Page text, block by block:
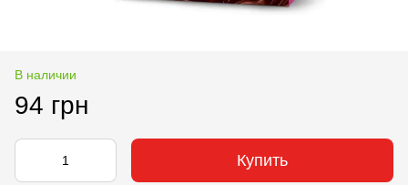
В наличии
94 грн
Купить